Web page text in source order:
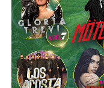
mejor servicio,
opción que
La titular de la SCT
el procedimiento
obligaciones